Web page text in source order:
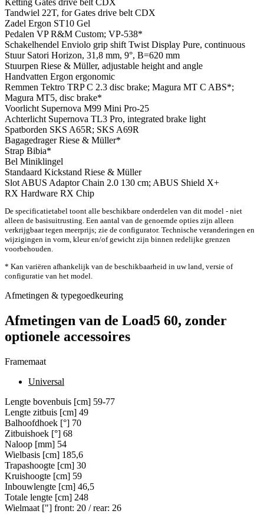
Ketting Gates drive belt CDX
Tandwiel 22T, for Gates drive belt CDX
Zadel Ergon ST10 Gel
Pedalen VP R&M Custom; VP-538*
Schakelhendel Enviolo grip shift Twist Display Pure, continuous
Stuur Satori Horizon, 31,8 mm, 9°, B=620 mm
Stuurpen Riese & Müller, adjustable height and angle
Handvatten Ergon ergonomic
Remmen Tektro TRP C 2.3 disc brake; Magura MT C ABS*;
Magura MT5, disc brake*
Voorlicht Supernova M99 Mini Pro-25
Achterlicht Supernova TL3 Pro, integrated brake light
Spatborden SKS A65R; SKS A69R
BagagedragerRiese & Müller*
Strap Bibia*
Bel Miniklingel
Standaard Kickstand Riese & Müller
Slot ABUS Adaptor Chain 2.0 130 cm; ABUS Shield X+
RX Hardware RX Chip
De specificatietabel toont alle beschikbare onderdelen van dit model - niet
alleen de basisuitrusting. Een aantal van de genoemde opties zijn alleen
verkrijgbaar tegen meerprijs; zie de configurator. Technische veranderingen en
wijzigingen in vorm, kleur en/of gewicht zijn binnen redelijke grenzen
voorbehouden.
* Kan variëren afhankelijk van de beschikbaarheid in uw land, versie of
configuratie van het model.
Afmetingen & typegoedkeuring
Afmetingen van de Load5 60, zonder
optionele accessoires
Framemaat
Universal
Lengte bovenbuis [cm] 59-77
Lengte zitbuis [cm] 49
Balhoofdhoek [°] 70
Zitbuishoek [°] 68
Naloop [mm] 54
Wielbasis [cm] 185,6
Trapashoogte [cm] 30
Kruishoogte [cm] 59
Inbouwlengte [cm] 46,5
Totale lengte [cm] 248
Wielmaat ["] front: 20 / rear: 26